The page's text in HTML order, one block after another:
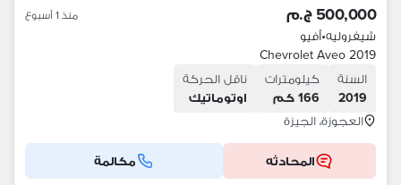
500,000 ج.م منذ 1 أسبوع
شيفروليه•أفيو
Chevrolet Aveo 2019
السنة
2019
كيلومترات
166 كم
ناقل الحركة
اوتوماتيك
العجوزة، الجيزة
المحادثه مكالمة